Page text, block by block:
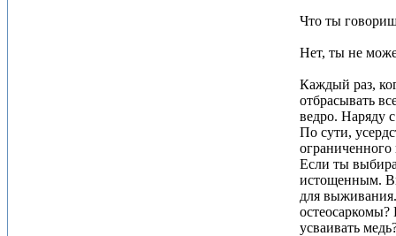
Что ты
Нет, ты не
Каждый раз,
отбрасывать
ведро. Наряду
По сути,
Если ты
истощенным.
для
усваивать